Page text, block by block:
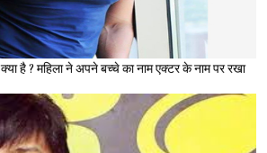
सोनू सूद का सबसे बड़ा अवॉर्ड क्या है ? महिला ने अपने बच्चे का नाम एक्टर के नाम पर रखा